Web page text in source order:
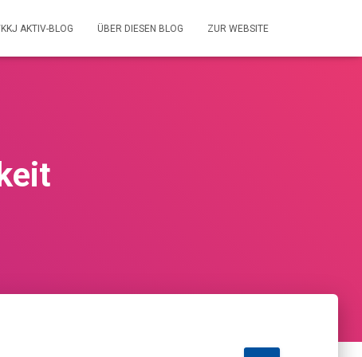
AKTIV-BLOG ÜBER DIESEN BLOG ZUR WEBSITE